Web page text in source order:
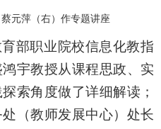
蔡元萍（右）作专题讲座
部职业院校信息化教指
宇教授从课程思政、实
索角度做了详细解读；
（教师发展中心）处长